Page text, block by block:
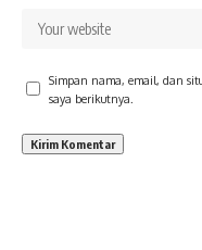
Simpan nama, email, dan
saya berikutnya.